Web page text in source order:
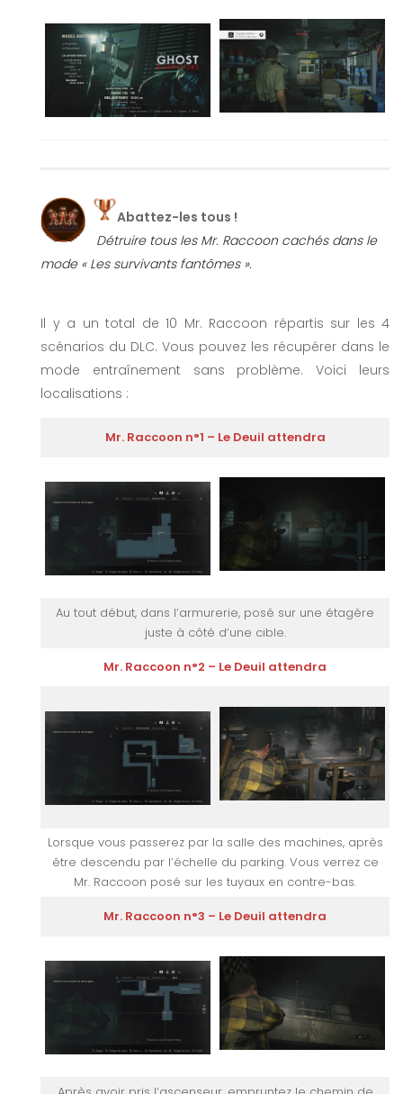
Abattez-les tous !
Détruire tous les Mr. Raccoon cachés dans le
mode « Les survivants fantômes ».
Il y a un total de 10 Mr. Raccoon répartis sur les 4
scénarios du DLC. Vous pouvez les récupérer dans le
mode entraînement sans problème. Voici leurs
localisations :
Mr. Raccoon n°1 – Le Deuil attendra
Au tout début, dans l’armurerie, posé sur une étagère
juste à côté d’une cible.
Mr. Raccoon n°2 – Le Deuil attendra
Lorsque vous passerez par la salle des machines, après
être descendu par l’échelle du parking. Vous verrez ce
Mr. Raccoon posé sur les tuyaux en contre-bas.
Mr. Raccoon n°3 – Le Deuil attendra